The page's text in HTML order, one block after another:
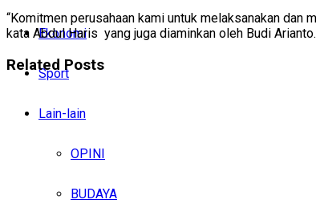
Ekonomi
Sport
Lain-lain
OPINI
BUDAYA
“Komitmen perusahaan kami untuk melaksanakan dan
kata Abdul Haris yang juga diaminkan oleh Budi
Related Posts